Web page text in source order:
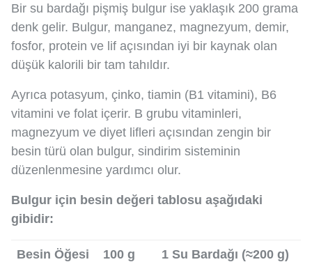
Bir su bardağı pişmiş bulgur ise yaklaşık 200 grama
denk gelir. Bulgur, manganez, magnezyum, demir,
fosfor, protein ve lif açısından iyi bir kaynak olan
düşük kalorili bir tam tahıldır.
Ayrıca potasyum, çinko, tiamin (B1 vitamini), B6
vitamini ve folat içerir. B grubu vitaminleri,
magnezyum ve diyet lifleri açısından zengin bir
besin türü olan bulgur, sindirim sisteminin
düzenlenmesine yardımcı olur.
Bulgur için besin değeri tablosu aşağıdaki
gibidir:
Besin Öğesi 100 g 1 Su Bardağı (≈200 g)